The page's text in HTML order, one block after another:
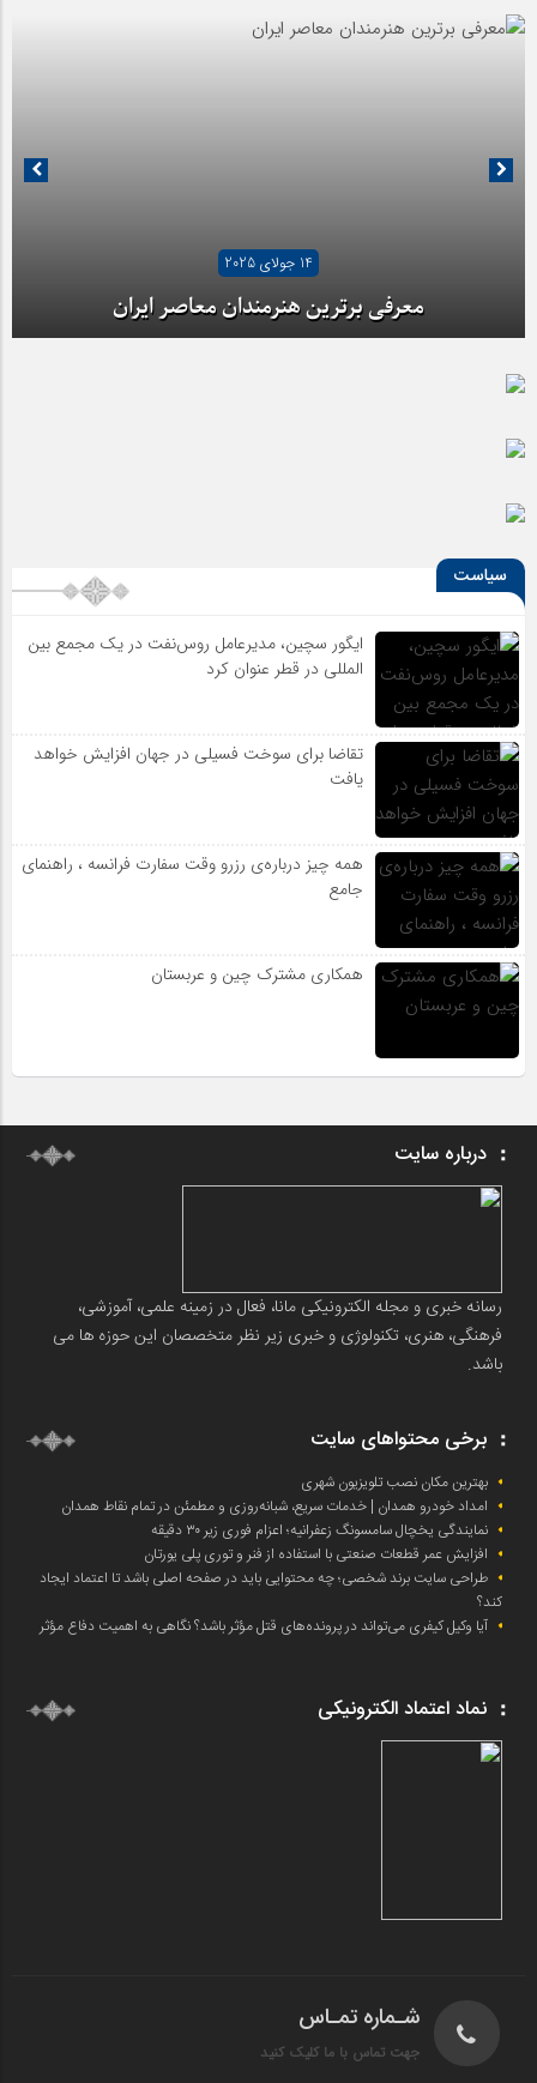
14 جولای 2025
معرفی برترین هنرمندان معاصر ایران
سیاست
ایگور سچین، مدیرعامل روس‌نفت در یک مجمع بین
المللی در قطر عنوان کرد
تقاضا برای سوخت فسیلی در جهان افزایش خواهد
یافت
همه چیز درباره‌ی رزرو وقت سفارت فرانسه ، راهنمای
جامع
همکاری مشترک چین و عربستان
درباره سایت
رسانه خبری و مجله الکترونیکی مانا، فعال در زمینه علمی، آموزشی،
فرهنگی، هنری، تکنولوژی و خبری زیر نظر متخصصان این حوزه ها می
باشد.
برخی محتواهای سایت
بهترین مکان نصب تلویزیون شهری
امداد خودرو همدان | خدمات سریع، شبانه‌روزی و مطمئن در تمام نقاط همدان
نمایندگی یخچال سامسونگ زعفرانیه؛ اعزام فوری زیر ۳۰ دقیقه
افزایش عمر قطعات صنعتی با استفاده از فنر و توری پلی یورتان
طراحی سایت برند شخصی؛ چه محتوایی باید در صفحه اصلی باشد تا اعتماد ایجاد
کند؟
آیا وکیل کیفری می‌تواند در پرونده‌های قتل مؤثر باشد؟ نگاهی به اهمیت دفاع مؤثر
نماد اعتماد الکترونیکی
شـماره تمـاس
جهت تماس با ما کلیک کنید